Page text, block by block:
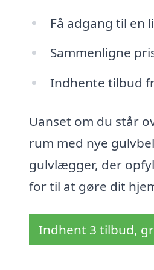
Få adgang til en
Sammenligne
Indhente tilbud
Uanset om du står
rum med nye
gulvlægger, der
for til at gøre dit
Indhent 3 tilbud,